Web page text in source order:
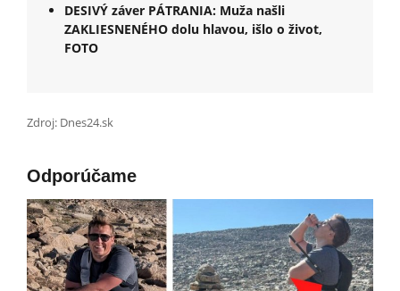
DESIVÝ záver PÁTRANIA: Muža našli
ZAKLIESNENÉHO dolu hlavou, išlo o život,
FOTO
Zdroj: Dnes24.sk
Odporúčame